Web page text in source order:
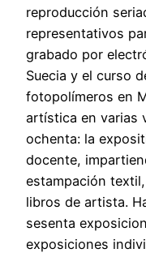
reproducción
representativos
grabado por
Suecia y el curso
fotopolímeros en
artística en varias
ochenta: la
docente,
estampación
libros de artista.
sesenta
exposiciones